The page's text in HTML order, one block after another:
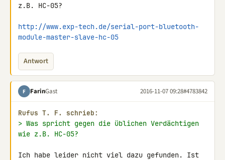
z.B. HC-05?
http://www.exp-tech.de/serial-port-bluetooth-
module-master-slave-hc-05
Antwort
F FarinGast 2016-11-07 09:28#4783842
Rufus Τ. F. schrieb:
> Was spricht gegen die üblichen Verdächtigen
wie z.B. HC-05?
Ich habe leider nicht viel dazu gefunden. Ist